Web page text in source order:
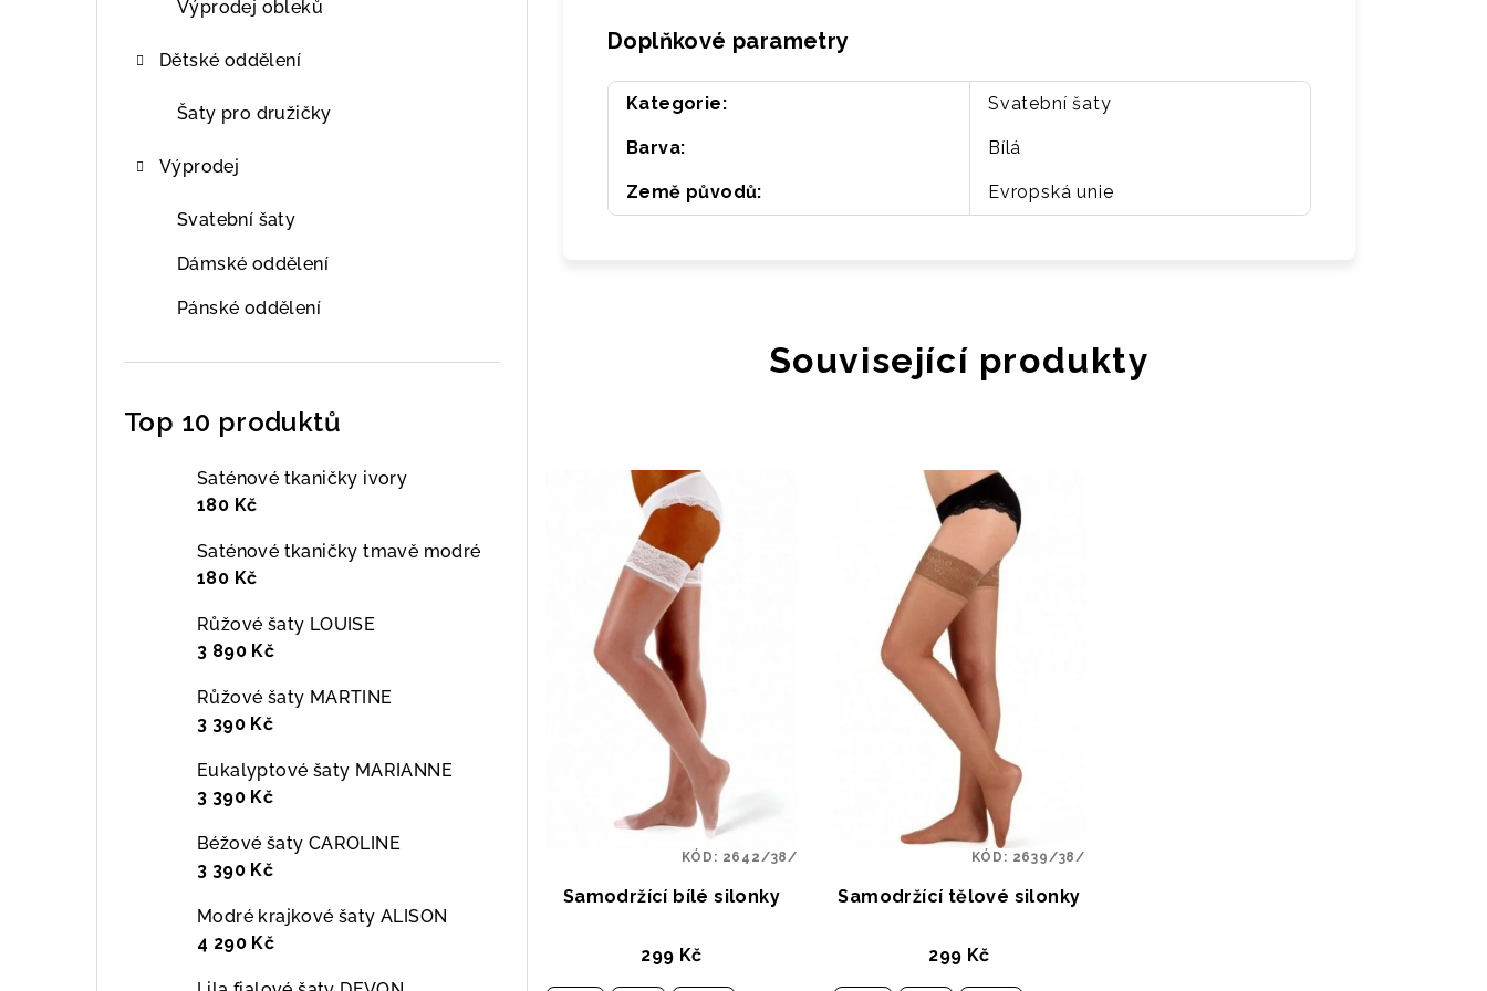
Výprodej obleků
Dětské oddělení
Šaty pro družičky
Výprodej
Svatební šaty
Dámské oddělení
Pánské oddělení
Top 10 produktů
Saténové tkaničky ivory
180 Kč
Saténové tkaničky tmavě modré
180 Kč
Růžové šaty LOUISE
3 890 Kč
Růžové šaty MARTINE
3 390 Kč
Eukalyptové šaty MARIANNE
3 390 Kč
Béžové šaty CAROLINE
3 390 Kč
Modré krajkové šaty ALISON
4 290 Kč
Doplňkové parametry
Kategorie: Svatební šaty
Barva: Bílá
Země původů: Evropská unie
Související produkty
Samodržící bílé silonky
299 Kč
KÓD: 2642/38/
Samodržící tělové silonky
299 Kč
KÓD: 2639/38/